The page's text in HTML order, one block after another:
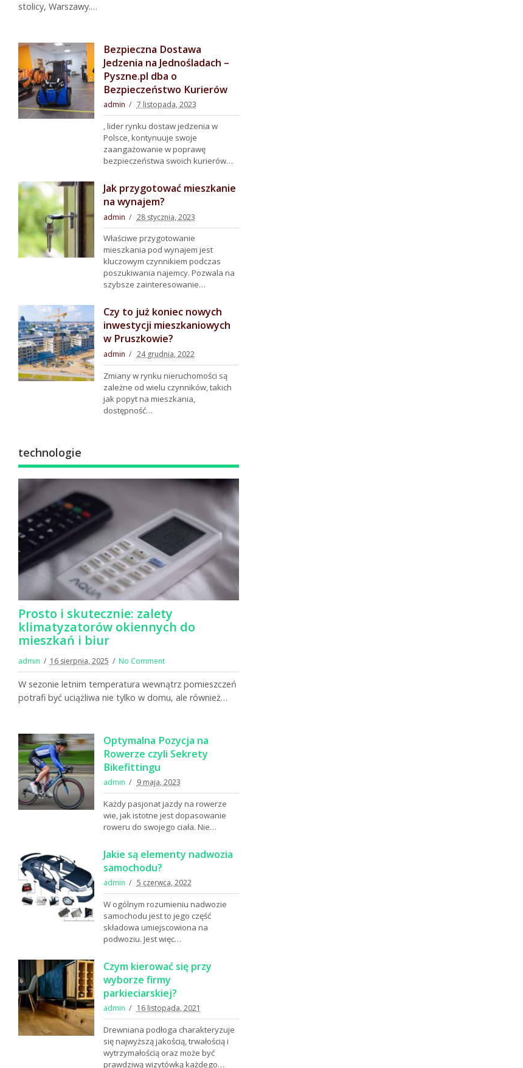
stolicy, Warszawy.…
Bezpieczna Dostawa
Jedzenia na Jednośladach –
Pyszne.pl dba o
Bezpieczeństwo Kurierów
admin 7 listopada, 2023
, lider rynku dostaw jedzenia w
Polsce, kontynuuje swoje
zaangażowanie w poprawę
bezpieczeństwa swoich kurierów…
Jak przygotować mieszkanie
na wynajem?
admin 28 stycznia, 2023
Właściwe przygotowanie
mieszkania pod wynajem jest
kluczowym czynnikiem podczas
poszukiwania najemcy. Pozwala na
szybsze zainteresowanie…
Czy to już koniec nowych
inwestycji mieszkaniowych
w Pruszkowie?
admin 24 grudnia, 2022
Zmiany w rynku nieruchomości są
zależne od wielu czynników, takich
jak popyt na mieszkania,
dostępność…
technologie
Prosto i skutecznie: zalety
klimatyzatorów okiennych do
mieszkań i biur
admin 16 sierpnia, 2025 No Comment
W sezonie letnim temperatura wewnątrz pomieszczeń
potrafi być uciążliwa nie tylko w domu, ale również…
Optymalna Pozycja na
Rowerze czyli Sekrety
Bikefittingu
admin 9 maja, 2023
Każdy pasjonat jazdy na rowerze
wie, jak istotne jest dopasowanie
roweru do swojego ciała. Nie…
Jakie są elementy nadwozia
samochodu?
admin 5 czerwca, 2022
W ogólnym rozumieniu nadwozie
samochodu jest to jego część
składowa umiejscowiona na
podwoziu. Jest więc…
Czym kierować się przy
wyborze firmy
parkieciarskiej?
admin 16 listopada, 2021
Drewniana podłoga charakteryzuje
się najwyższą jakością, trwałością i
wytrzymałością oraz może być
prawdziwą wizytówką każdego…